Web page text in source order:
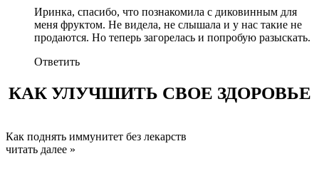
Иринка, спасибо, что познакомила с диковинным для
меня фруктом. Не видела, не слышала и у нас такие не
продаются. Но теперь загорелась и попробую разыскать.
Ответить
КАК УЛУЧШИТЬ СВОЕ ЗДОРОВЬЕ
Как поднять иммунитет без лекарств
читать далее »